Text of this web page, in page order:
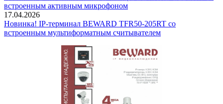
встроенным активным микрофоном
17.04.2026
Новинка! IP-терминал BEWARD TFR50-205RT со
встроенным мультиформатным считывателем